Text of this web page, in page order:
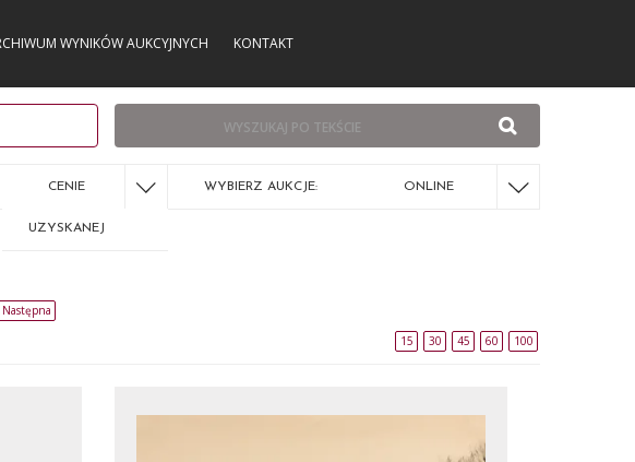
WYNIKÓW AUKCYJNYCH KONTAKT
CENIE
UZYSKANEJ
WYBIERZ AUKCJE: ONLINE
Następna
15 30 45 60 100